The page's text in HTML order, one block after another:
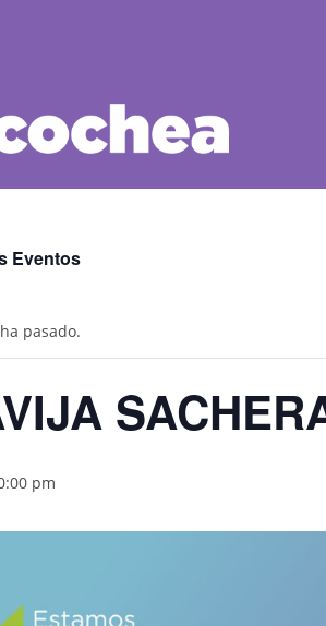
Eventos
pasado.
pm